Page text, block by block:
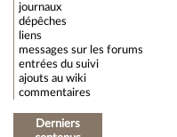
journaux
dépêches
liens
messages sur les forums
entrées du suivi
ajouts au wiki
commentaires
Derniers